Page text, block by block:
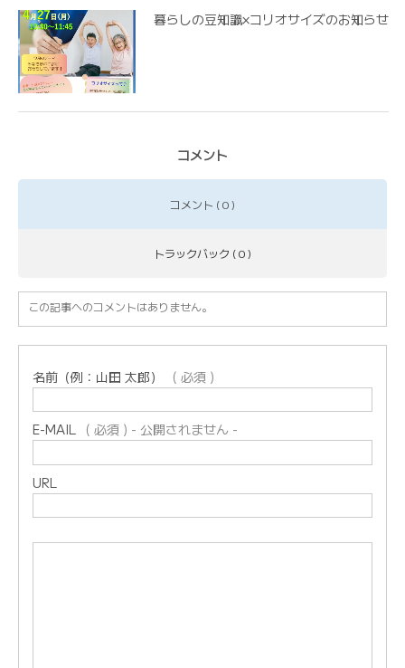
暮らしの豆知識×コリオサイズのお知らせ
コメント
コメント ( 0 )
トラックバック ( 0 )
この記事へのコメントはありません。
名前（例：山田 太郎） ( 必須 )
E-MAIL ( 必須 ) - 公開されません -
URL